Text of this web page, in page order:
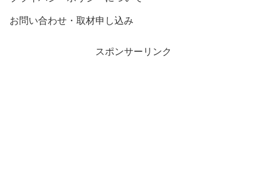
お問い合わせ・取材申し込み
スポンサーリンク